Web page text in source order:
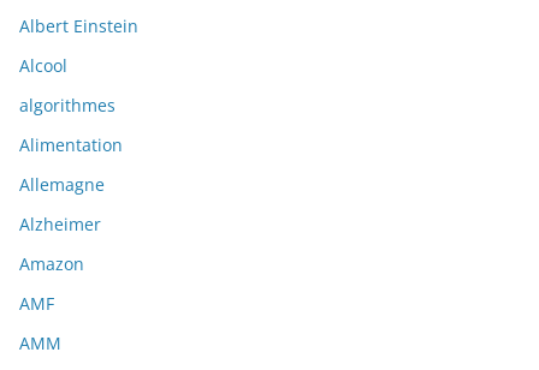
Albert Einstein
Alcool
algorithmes
Alimentation
Allemagne
Alzheimer
Amazon
AMF
AMM